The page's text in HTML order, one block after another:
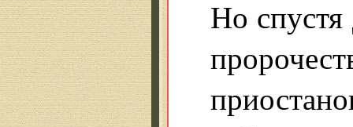
Но спустя